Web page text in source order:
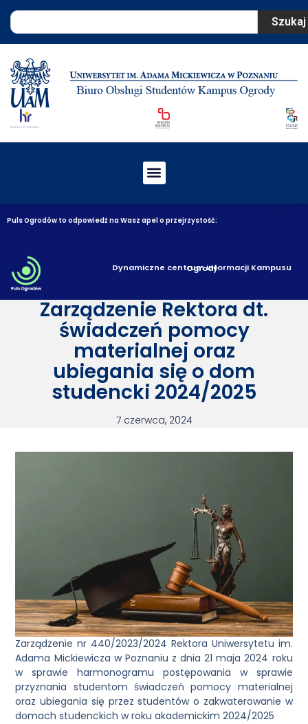
Szukaj
Puls Ogrodów to odpowiedź na Wasz apel o przejrzystość:
Dynamiczne centrum informacji Kampusu Ogrody
Zarządzenie Rektora dt.
świadczeń pomocy
materialnej oraz
ubiegania się o dom
studencki 2024/2025
7 czerwca, 2024
Zarządzenie nr 440/2023/2024 Rektora Uniwersytetu im.
Adama Mickiewicza w Poznaniu z dnia 21 maja 2024 roku
w sprawie harmonogramu postępowania w sprawie
przyznania studentom świadczeń pomocy materialnej
oraz ubiegania się przez studentów o zakwaterowanie w
domach studenckich w roku akademickim 2024/2025